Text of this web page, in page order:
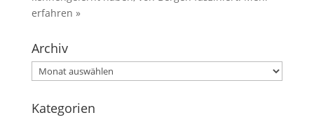
erfahren »
Archiv
Archiv
Kategorien